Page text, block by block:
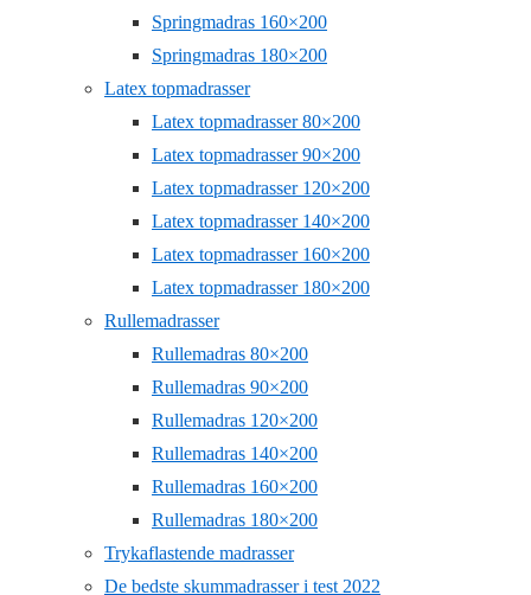
Springmadras 160×200
Springmadras 180×200
Latex topmadrasser
Latex topmadrasser 80×200
Latex topmadrasser 90×200
Latex topmadrasser 120×200
Latex topmadrasser 140×200
Latex topmadrasser 160×200
Latex topmadrasser 180×200
Rullemadrasser
Rullemadras 80×200
Rullemadras 90×200
Rullemadras 120×200
Rullemadras 140×200
Rullemadras 160×200
Rullemadras 180×200
Trykaflastende madrasser
De bedste skummadrasser i test 2022